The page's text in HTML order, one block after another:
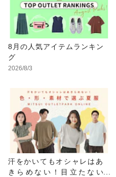
8月の人気アイテムランキン
グ
2026/8/3
汗をかいてもオシャレはあ
きらめない！目立たない